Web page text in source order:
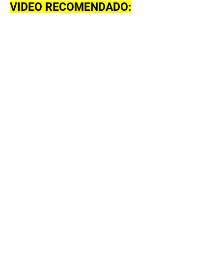
VIDEO RECOMENDADO: